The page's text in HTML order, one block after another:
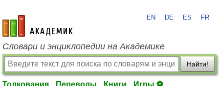
academic.ru
EN DE ES FR
Словари и энциклопедии на Академике
Найти!
Толкования Переводы Книги Игры ⚽